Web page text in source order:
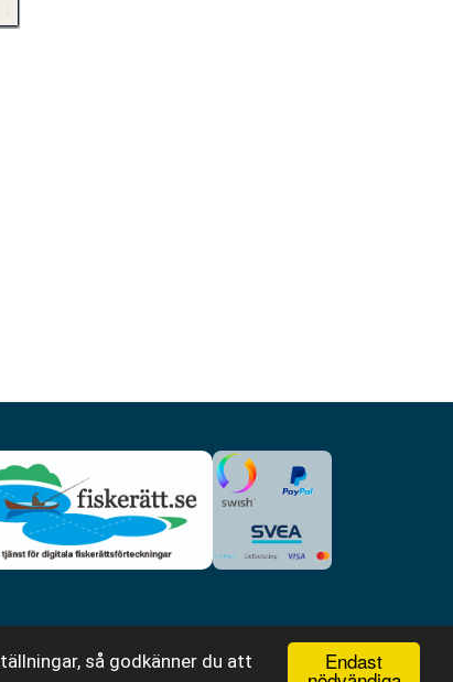
Endast
så godkänner du att